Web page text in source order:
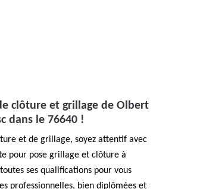
clôture et grillage de Olbert
dans le 76640 !
et de grillage, soyez attentif avec
pour pose grillage et clôture à
ses qualifications pour vous
professionnelles, bien diplômées et